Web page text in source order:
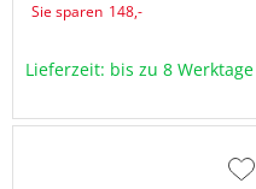
148,-
Sie sparen
Lieferzeit: bis zu 8 Werktage
Zur